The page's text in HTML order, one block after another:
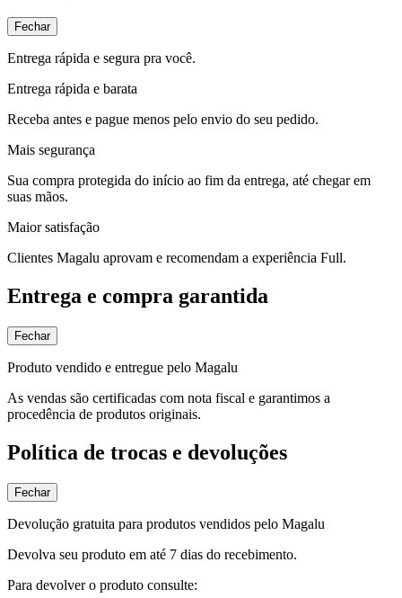
Fechar
Entrega rápida e segura pra você.
Entrega rápida e barata
Receba antes e pague menos pelo envio do seu pedido.
Mais segurança
Sua compra protegida do início ao fim da entrega, até chegar em
suas mãos.
Maior satisfação
Clientes Magalu aprovam e recomendam a experiência Full.
Entrega e compra garantida
Fechar
Produto vendido e entregue pelo Magalu
As vendas são certificadas com nota fiscal e garantimos a
procedência de produtos originais.
Política de trocas e devoluções
Fechar
Devolução gratuita para produtos vendidos pelo Magalu
Devolva seu produto em até 7 dias do recebimento.
Para devolver o produto consulte: